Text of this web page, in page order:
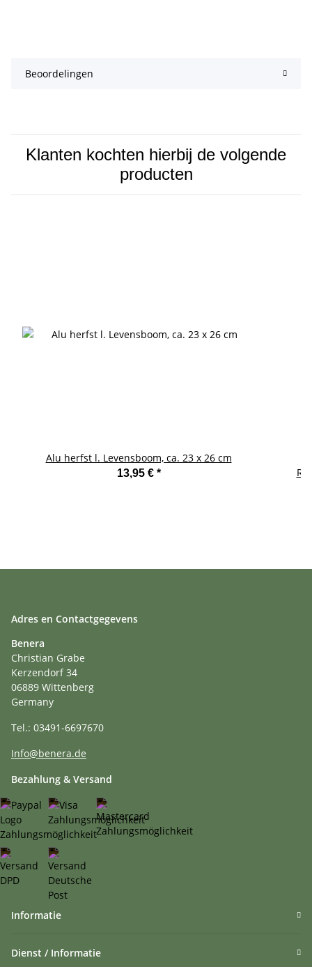
Beoordelingen
Klanten kochten hierbij de volgende
producten
Alu herfst l. Levensboom, ca. 23 x 26 cm
13,95 € *
Adres en Contactgegevens
Benera
Christian Grabe
Kerzendorf 34
06889 Wittenberg
Germany
Tel.: 03491-6697670
Info@benera.de
Bezahlung & Versand
Informatie
Dienst / Informatie